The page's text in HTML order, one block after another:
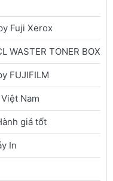
Fuji Xerox
WASTER TONER BOX
FUJIFILM
Nam
giá tốt
In